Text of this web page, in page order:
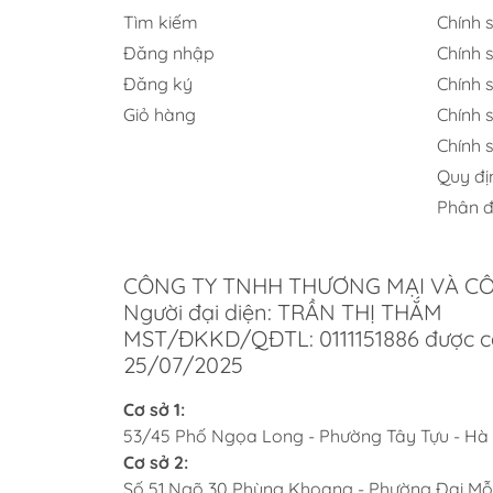
Công nghệ ép chậm 55 vòng/phút
Cơ chế ép không phát sinh nhiệt bảo
Tính năng MixControl hỗ trợ tùy
Bộ lọc mắt lưới thưa chuyên dụng
Tìm kiếm
Đăng nhập
Đăng ký
Giỏ hàng
Chính
Chính
Chính
Chính
Chính
Quy
Phân
CÔNG TY TNHH THƯƠNG MẠI VÀ
Người đại diện: TRẦN THỊ THẮM
MST/ĐKKD/QĐTL: 0111151886 được
25/07/2025
Cơ sở 1:
53/45 Phố Ngọa Long - Phường Tây Tựu - Hà
Cơ sở 2:
Số 51 Ngõ 30 Phùng Khoang - Phường Đại